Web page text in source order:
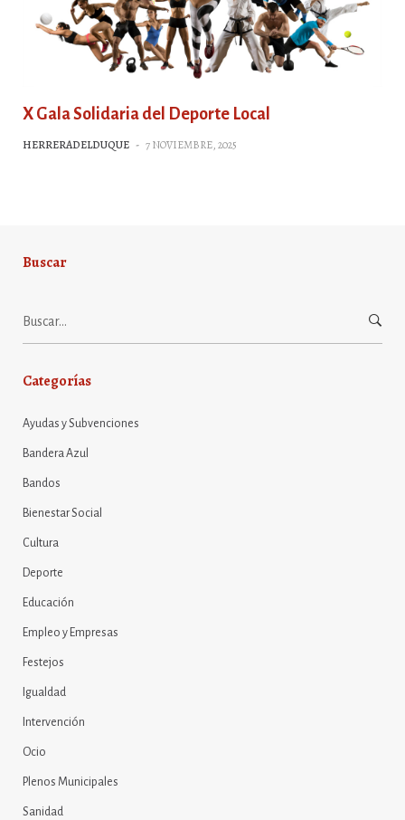
X Gala Solidaria del Deporte Local
HERRERADELDUQUE - 7 NOVIEMBRE, 2025
Buscar
Categorías
Ayudas y Subvenciones
Bandera Azul
Bandos
Bienestar Social
Cultura
Deporte
Educación
Empleo y Empresas
Festejos
Igualdad
Intervención
Ocio
Plenos Municipales
Sanidad